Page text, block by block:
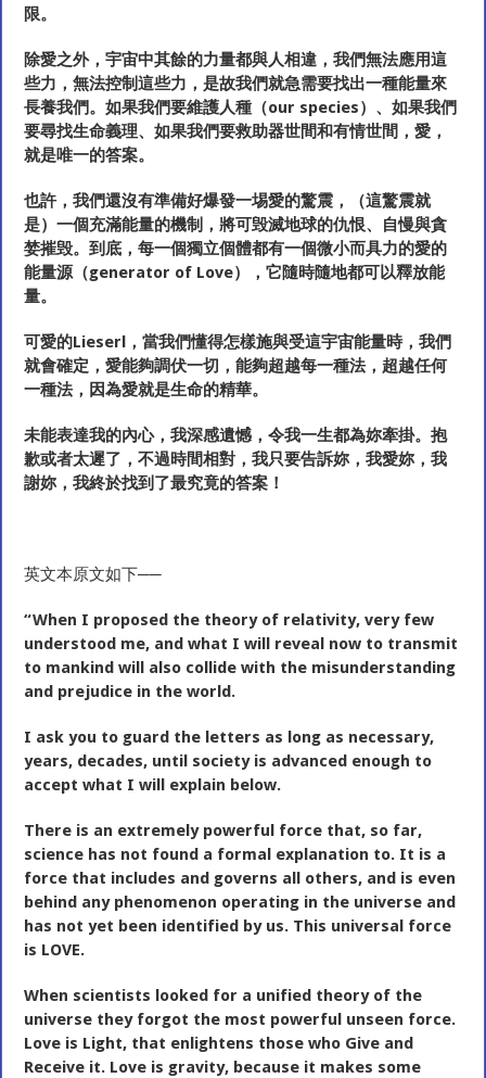
限。
除愛之外，宇宙中其餘的力量都與人相違，我們無法應用這
些力，無法控制這些力，是故我們就急需要找出一種能量來
長養我們。如果我們要維護人種（our species）、如果我們
要尋找生命義理、如果我們要救助器世間和有情世間，愛，
就是唯一的答案。
也許，我們還沒有準備好爆發一埸愛的驚震，（這驚震就
是）一個充滿能量的機制，將可毁滅地球的仇恨、自慢與貪
婪摧毁。到底，每一個獨立個體都有一個微小而具力的愛的
能量源（generator of Love），它隨時隨地都可以釋放能
量。
可愛的Lieserl，當我們懂得怎樣施與受這宇宙能量時，我們
就會確定，愛能夠調伏一切，能夠超越每一種法，超越任何
一種法，因為愛就是生命的精華。
未能表達我的內心，我深感遺憾，令我一生都為妳牽掛。抱
歉或者太遲了，不過時間相對，我只要告訴妳，我愛妳，我
謝妳，我終於找到了最究竟的答案！
英文本原文如下──
“When I proposed the theory of relativity, very few
understood me, and what I will reveal now to transmit
to mankind will also collide with the misunderstanding
and prejudice in the world.
I ask you to guard the letters as long as necessary,
years, decades, until society is advanced enough to
accept what I will explain below.
There is an extremely powerful force that, so far,
science has not found a formal explanation to. It is a
force that includes and governs all others, and is even
behind any phenomenon operating in the universe and
has not yet been identified by us. This universal force
is LOVE.
When scientists looked for a unified theory of the
universe they forgot the most powerful unseen force.
Love is Light, that enlightens those who Give and
Receive it. Love is gravity, because it makes some